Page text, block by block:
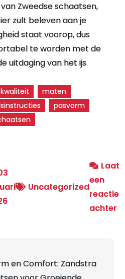
Zweedse schaatsen,
zult beleven aan je
staat voorop, dus
te worden met de
uitdaging van het ijs
kwaliteit
maten
pasvorm
Uncategorized
Laat
een
reactie
achter
en Comfort: Zandstra